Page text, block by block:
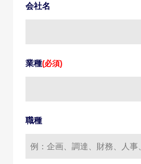
会社名
業種(必須)
職種